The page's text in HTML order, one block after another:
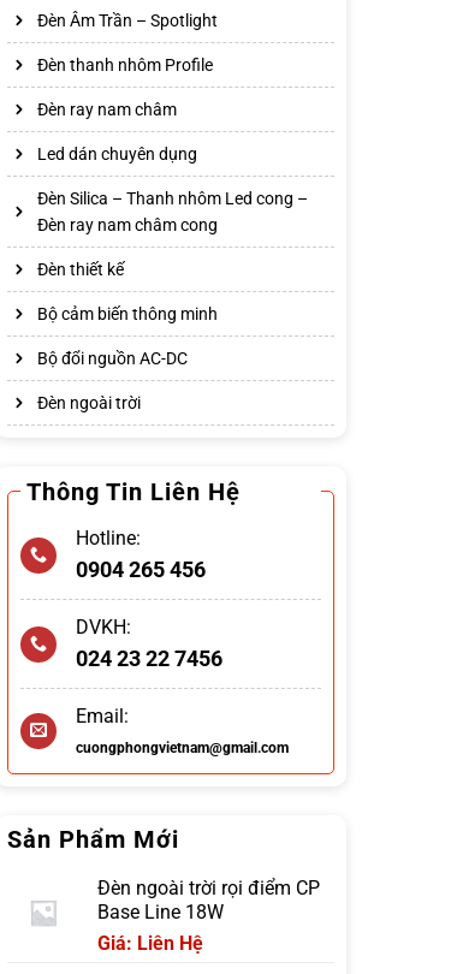
Đèn Âm Trần – Spotlight
Đèn thanh nhôm Profile
Đèn ray nam châm
Led dán chuyên dụng
Đèn Silica – Thanh nhôm Led cong –
Đèn ray nam châm cong
Đèn thiết kế
Bộ cảm biến thông minh
Bộ đổi nguồn AC-DC
Đèn ngoài trời
Thông Tin Liên Hệ
Hotline:
0904 265 456
DVKH:
024 23 22 7456
Email:
cuongphongvietnam@gmail.com
Sản Phẩm Mới
Đèn ngoài trời rọi điểm CP
Base Line 18W
Giá: Liên Hệ